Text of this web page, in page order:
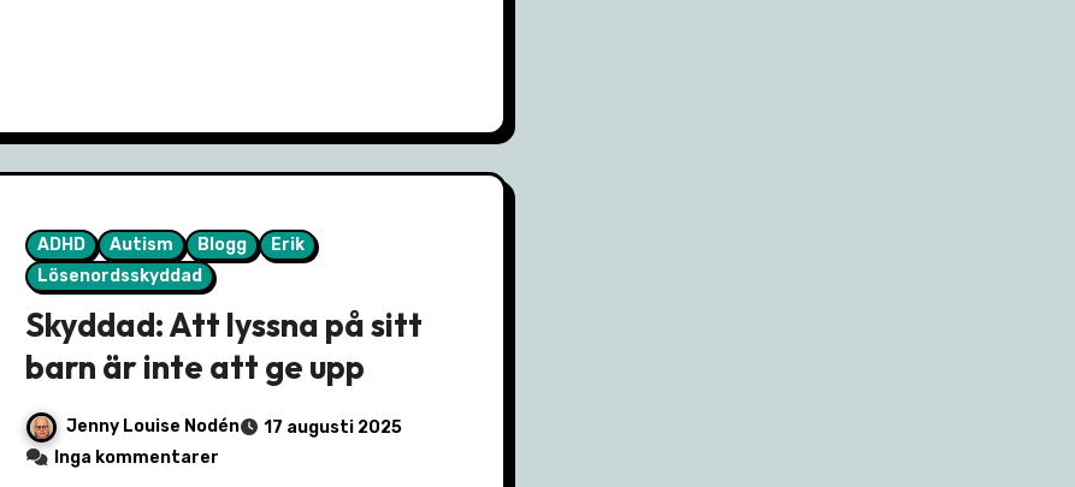
ADHD Autism Blogg
Erik
Lösenordsskyddad
Skyddad: Att lyssna på sitt
barn är inte att ge upp
Jenny Louise Nodén
17 augusti 2025
Inga kommentarer